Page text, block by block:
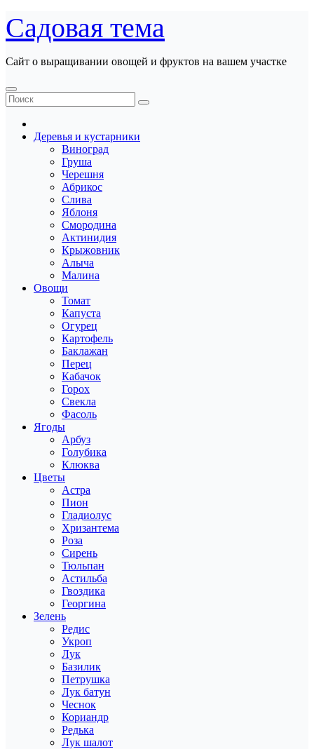
Перейти
к
содержанию
Садовая тема
Сайт о выращивании овощей и фруктов на вашем участке
Деревья и кустарники
Виноград
Груша
Черешня
Абрикос
Слива
Яблоня
Смородина
Актинидия
Крыжовник
Алыча
Малина
Овощи
Томат
Капуста
Огурец
Картофель
Баклажан
Перец
Кабачок
Горох
Свекла
Фасоль
Ягоды
Арбуз
Голубика
Клюква
Цветы
Астра
Пион
Гладиолус
Хризантема
Роза
Сирень
Тюльпан
Астильба
Гвоздика
Георгина
Зелень
Редис
Укроп
Лук
Базилик
Петрушка
Лук батун
Чеснок
Кориандр
Редька
Лук шалот